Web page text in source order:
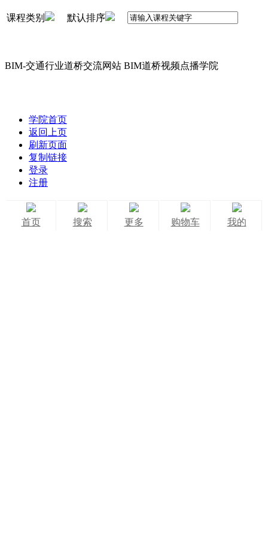
课程类别 默认排序
BIM-交通行业道桥交流网站 BIM道桥视频点播学院
学院首页
返回上页
刷新页面
复制链接
登录
注册
首页 搜索 更多 购物车 我的